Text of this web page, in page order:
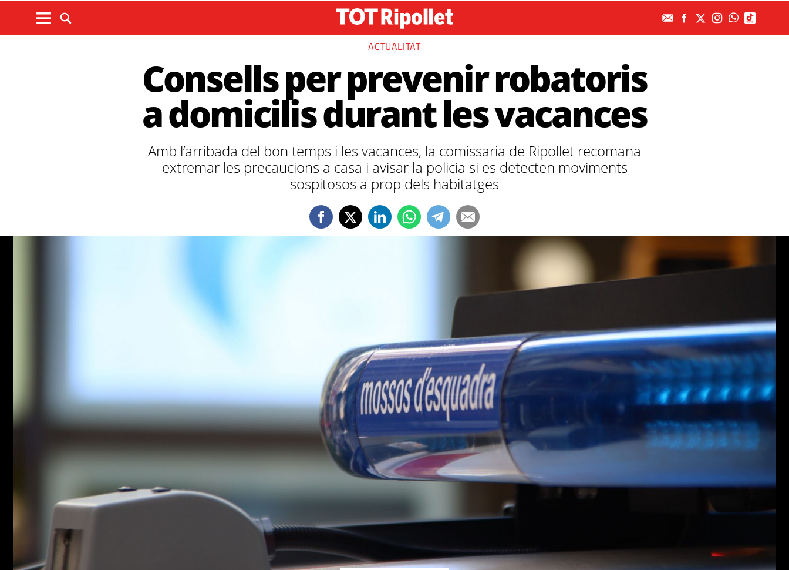
ACTUALITAT
Consells per prevenir robatoris
a domicilis durant les vacances
Amb l’arribada del bon temps i les vacances, la comissaria de Ripollet recomana
extremar les precaucions a casa i avisar la policia si es detecten moviments
sospitosos a prop dels habitatges